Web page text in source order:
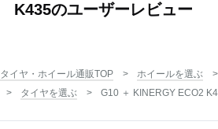
K435のユーザーレビュー
タイヤ・ホイール通販TOP ホイールを選ぶ
タイヤを選ぶ
G10 ＋ KINERGY ECO2